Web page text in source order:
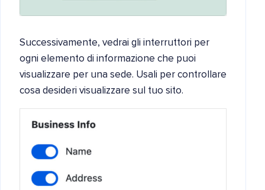
Successivamente, vedrai gli interruttori per
ogni elemento di informazione che puoi
visualizzare per una sede. Usali per controllare
cosa desideri visualizzare sul tuo sito.